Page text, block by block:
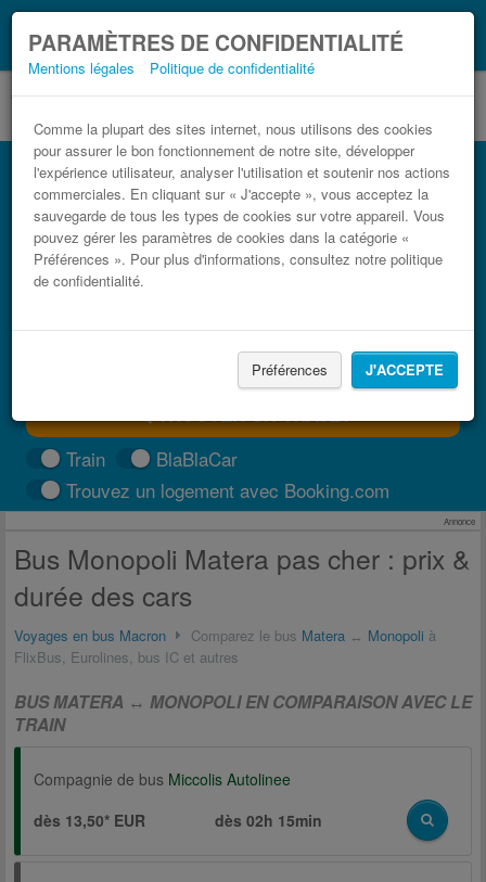
PARAMÈTRES DE CONFIDENTIALITÉ
Mentions légales Politique de confidentialité
Comme la plupart des sites internet, nous utilisons des cookies
pour assurer le bon fonctionnement de notre site, développer
l'expérience utilisateur, analyser l'utilisation et soutenir nos actions
commerciales. En cliquant sur « J'accepte », vous acceptez la
sauvegarde de tous les types de cookies sur votre appareil. Vous
pouvez gérer les paramètres de cookies dans la catégorie «
Préférences ». Pour plus d'informations, consultez notre politique
de confidentialité.
Préférences J'ACCEPTE
Coronavirus (COVID-19):Ce que vous devez
savoir, lorsque vous voyagez
Bus Matera Monopoli pas cher
Trouvez votre billet de bus moins cher
TROUVER UN TRAJET
Train
BlaBlaCar
Trouvez un logement avec Booking.com
Annonce
Bus Monopoli Matera pas cher : prix &
durée des cars
Voyages en bus Macron Comparez le bus Matera ↔ Monopoli à
FlixBus, Eurolines, bus IC et autres
BUS MATERA ↔ MONOPOLI EN COMPARAISON AVEC LE
TRAIN
Compagnie de bus Miccolis Autolinee
dès 13,50* EUR
dès02h 15min